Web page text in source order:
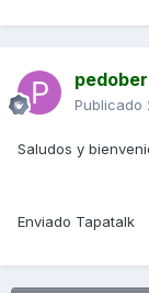
pedober
Publicado
Saludos y
Enviado Tapatalk